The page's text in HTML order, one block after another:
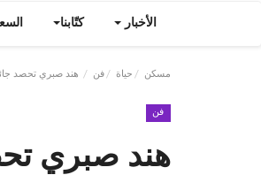
الأخبار كتّابنا
مسكن حياة فن هند صبري تحصد
فن
هند صبري